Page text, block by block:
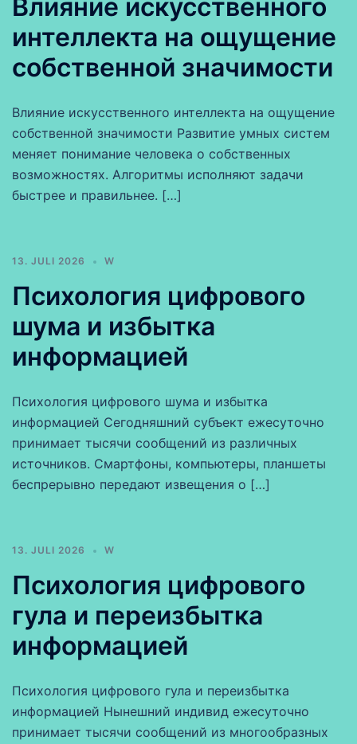
Влияние искусственного
интеллекта на ощущение
собственной значимости
Влияние искусственного интеллекта на ощущение
собственной значимости Развитие умных систем
меняет понимание человека о собственных
возможностях. Алгоритмы исполняют задачи
быстрее и правильнее. […]
13. JULI 2026 W
Психология цифрового
шума и избытка
информацией
Психология цифрового шума и избытка
информацией Сегодняшний субъект ежесуточно
принимает тысячи сообщений из различных
источников. Смартфоны, компьютеры, планшеты
беспрерывно передают извещения о […]
13. JULI 2026 W
Психология цифрового
гула и переизбытка
информацией
Психология цифрового гула и переизбытка
информацией Нынешний индивид ежесуточно
принимает тысячи сообщений из многообразных